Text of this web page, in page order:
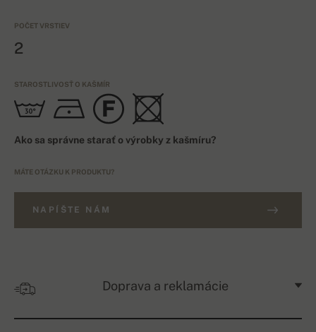
POČET VRSTIEV
2
STAROSTLIVOSŤ O KAŠMÍR
Ako sa správne starať o výrobky z kašmíru?
MÁTE OTÁZKU K PRODUKTU?
NAPÍŠTE NÁM
Doprava a reklamácie